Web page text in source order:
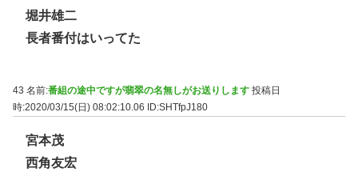
堀井雄二
長者番付はいってた
43 名前:番組の途中ですが翡翠の名無しがお送りします 投稿日
時:2020/03/15(日) 08:02:10.06
ID:SHTfpJ180
宮本茂
西角友宏